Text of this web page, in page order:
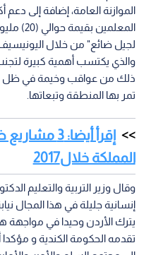
الموازنة العامة، إضافة إلى دعم
والذي يكتسب ‏أهمية كبيرة
ذلك من عواقب وخيمة في ظل
تمر بها المنطقة وتبعاتها.‏
إقرأ أيضا:
المملكة خلال2017
وقال وزير التربية والتعليم
إنسانية جليلة في ‏هذا المجال
يترك الأردن وحيدا في مواجهة
تقدمه الحكومة الكندية و مؤكدا